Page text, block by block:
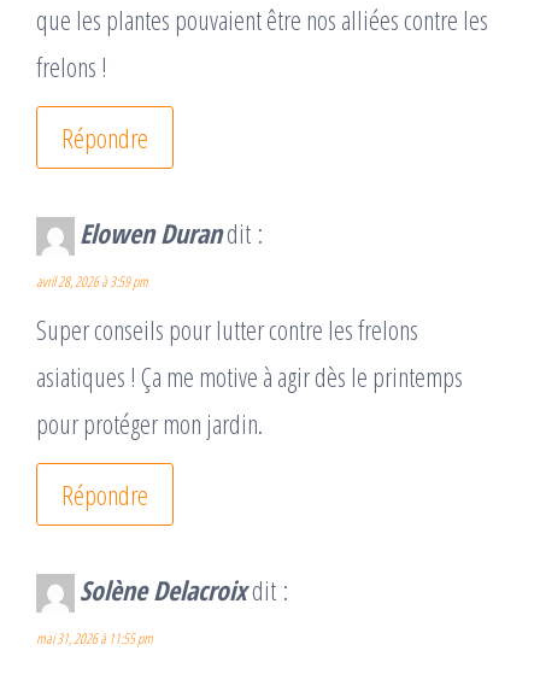
que les plantes pouvaient être nos alliées contre les
frelons !
Répondre
Elowen Durandit :
avril 28, 2026 à 3:59 pm
Super conseils pour lutter contre les frelons
asiatiques ! Ça me motive à agir dès le printemps
pour protéger mon jardin.
Répondre
Solène Delacroixdit :
mai 31, 2026 à 11:55 pm